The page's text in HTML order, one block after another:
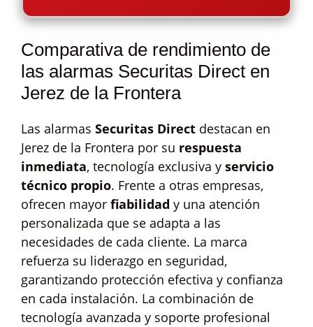
Comparativa de rendimiento de
las alarmas Securitas Direct en
Jerez de la Frontera
Las alarmas Securitas Direct destacan en
Jerez de la Frontera por su respuesta
inmediata, tecnología exclusiva y servicio
técnico propio. Frente a otras empresas,
ofrecen mayor fiabilidad y una atención
personalizada que se adapta a las
necesidades de cada cliente. La marca
refuerza su liderazgo en seguridad,
garantizando protección efectiva y confianza
en cada instalación. La combinación de
tecnología avanzada y soporte profesional